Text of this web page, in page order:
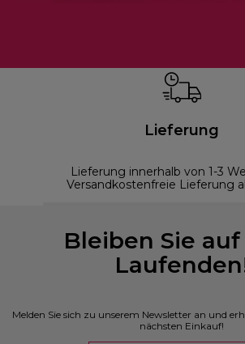
Lieferung
Lieferung innerhalb von 1-3
Versandkostenfreie Lieferung
Bleiben Sie
Melden Sie sich zu unserem Newsletter an und
nächsten Einkauf!